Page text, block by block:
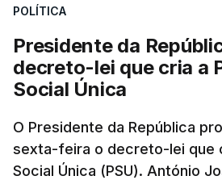
POLÍTICA
Presidente da
decreto-lei que cria a
Social Única
O Presidente da República
sexta-feira o decreto-lei que
Social Única (PSU). António